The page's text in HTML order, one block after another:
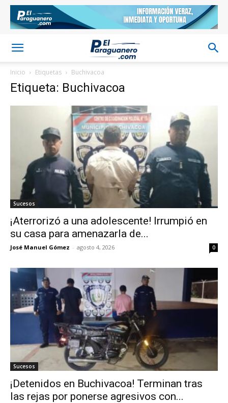
Inicio Etiquetas Buchivacoa
Etiqueta: Buchivacoa
Sucesos
¡Aterrorizó a una adolescente! Irrumpió en
su casa para amenazarla de...
José Manuel Gómez - agosto 4, 2026 0
Sucesos
¡Detenidos en Buchivacoa! Terminan tras
las rejas por ponerse agresivos con...